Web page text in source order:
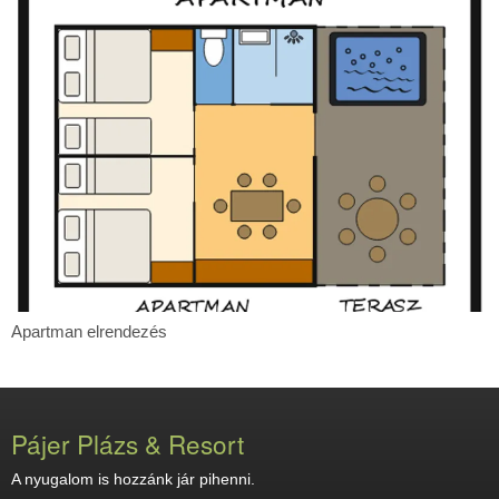
Apartman
Apartman elrendezés
Pájer Plázs & Resort
A nyugalom is hozzánk jár pihenni.